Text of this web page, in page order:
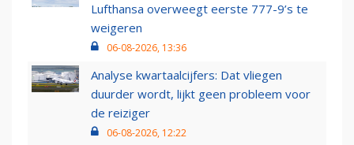
Lufthansa overweegt eerste 777-9’s te
weigeren
06-08-2026, 13:36
Analyse kwartaalcijfers: Dat vliegen
duurder wordt, lijkt geen probleem voor
de reiziger
06-08-2026, 12:22